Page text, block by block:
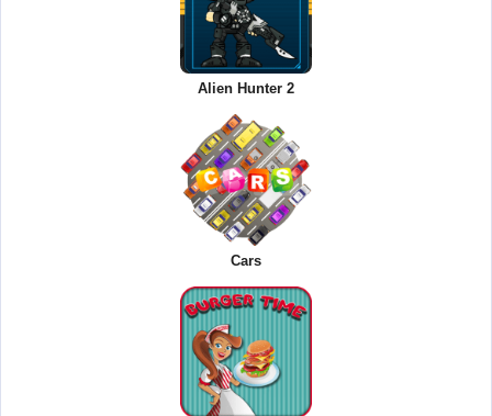
Alien Hunter 2
Cars